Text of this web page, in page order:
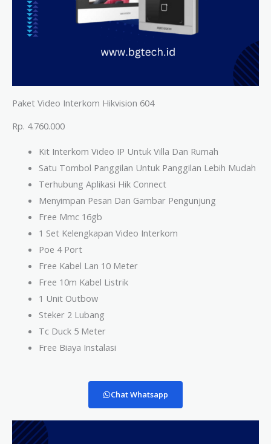
Paket Video Interkom Hikvision 604
Rp. 4.760.000
Kit Interkom Video IP Untuk Villa Dan Rumah
Satu Tombol Panggilan Untuk Panggilan Lebih Mudah
Terhubung Aplikasi Hik Connect
Menyimpan Pesan Dan Gambar Pengunjung
Free Mmc 16gb
1 Set Kelengkapan Video Interkom
Poe 4 Port
Free Kabel Lan 10 Meter
Free 10m Kabel Listrik
1 Unit Outbow
Steker 2 Lubang
Tc Duck 5 Meter
Free Biaya Instalasi
Chat Whatsapp